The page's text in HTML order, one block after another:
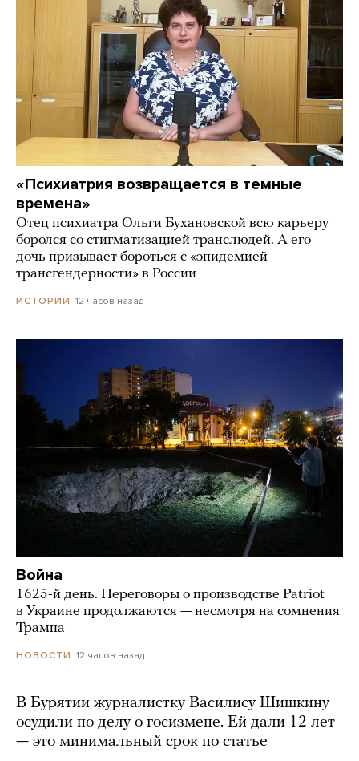
«Психиатрия возвращается в темные
времена»
Отец психиатра Ольги Бухановской всю карьеру
боролся со стигматизацией транслюдей. А его
дочь призывает бороться с «эпидемией
трансгендерности» в России
ИСТОРИИ 12 часов назад
Война
1625-й день. Переговоры о производстве Patriot
в Украине продолжаются — несмотря на сомнения
Трампа
НОВОСТИ 12 часов назад
В Бурятии журналистку Василису Шишкину
осудили по делу о госизмене. Ей дали 12 лет
— это минимальный срок по статье